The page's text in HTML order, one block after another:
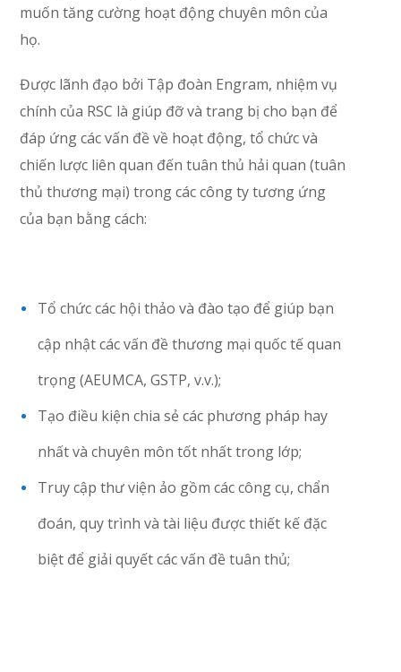
muốn tăng cường hoạt động chuyên môn của
họ.
Được lãnh đạo bởi Tập đoàn Engram, nhiệm vụ
chính của RSC là giúp đỡ và trang bị cho bạn để
đáp ứng các vấn đề về hoạt động, tổ chức và
chiến lược liên quan đến tuân thủ hải quan (tuân
thủ thương mại) trong các công ty tương ứng
của bạn bằng cách:
Tổ chức các hội thảo và đào tạo để giúp bạn
cập nhật các vấn đề thương mại quốc tế quan
trọng (AEUMCA, GSTP, v.v.);
Tạo điều kiện chia sẻ các phương pháp hay
nhất và chuyên môn tốt nhất trong lớp;
Truy cập thư viện ảo gồm các công cụ, chẩn
đoán, quy trình và tài liệu được thiết kế đặc
biệt để giải quyết các vấn đề tuân thủ;